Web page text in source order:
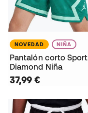
NOVEDAD NIÑA
Pantalón corto Sport
Diamond Niña
37,99 €